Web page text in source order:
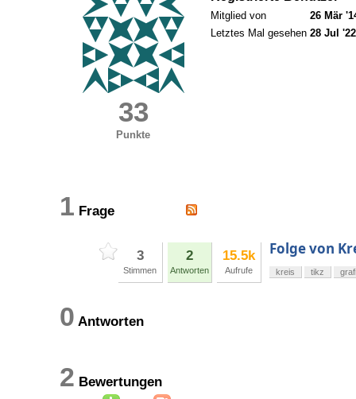
33
Punkte
Mitglied von
26 Mär
Letztes Mal gesehen 28 Jul
1 Frage
3
Stimmen
2
Antworten
15.5k
Aufrufe
Folge von
kreis tikz
0 Antworten
2 Bewertungen